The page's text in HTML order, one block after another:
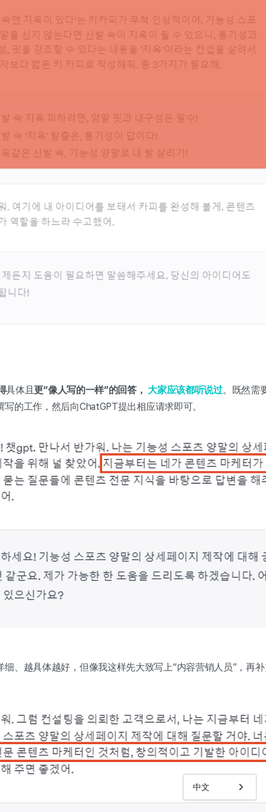
中文
具体且更“像人写的一样”的回答， 大家应该都听说过。既然需
的工作，然后向ChatGPT提出相应请求即可。
细、越具体越好，但像我这样先大致写上“内容营销人员”，再